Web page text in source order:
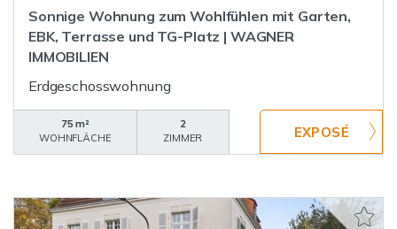
Sonnige Wohnung zum Wohlfühlen mit Garten,
EBK, Terrasse und TG-Platz | WAGNER
IMMOBILIEN
Erdgeschosswohnung
75 m²
WOHNFLÄCHE
2
ZIMMER